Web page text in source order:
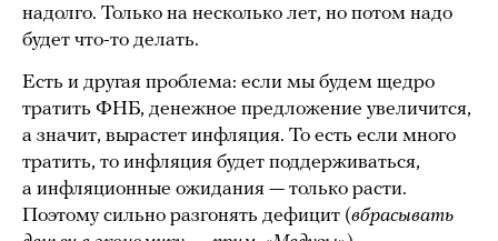
надолго. Только на несколько лет, но потом надо
будет что-то делать.
Есть и другая проблема: если мы будем щедро
тратить ФНБ, денежное предложение увеличится,
а значит, вырастет инфляция. То есть если много
тратить, то инфляция будет поддерживаться,
а инфляционные ожидания — только расти.
Поэтому сильно разгонять дефицит (вбрасывать